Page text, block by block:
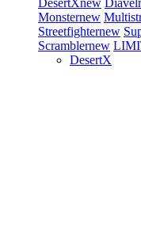
DesertXnew Diavel
Monsternew
Streetfighternew
Scramblernew
DesertX